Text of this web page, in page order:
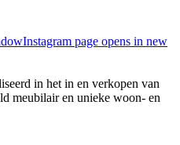
Instagram page opens in new
in het in en verkopen van
meubilair en unieke woon- en